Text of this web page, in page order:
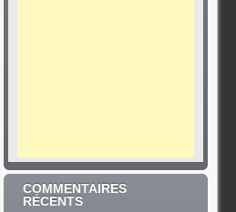
COMMENTAIRES
RÉCENTS